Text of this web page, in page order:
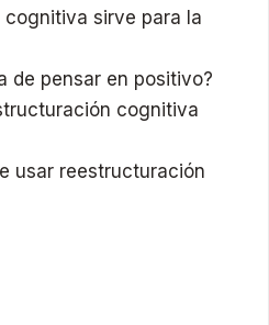
sirve para la
de pensar en positivo?
cognitiva
usar reestructuración